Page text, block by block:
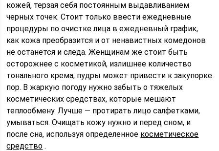
кожей, терзая себя постоянным выдавливанием
черных точек. Стоит только ввести ежедневные
процедуры поочистке лица в ежедневный график,
как кожа преобразится и от ненавистных комедонов
не останется и следа. Женщинам же стоит быть
осторожнее с косметикой, излишнее количество
тонального крема, пудры может привести к закупорке
пор. В жаркую погоду нужно забыть о тяжелых
косметических средствах, которые мешают
теплообмену. Лучше — протирать лицо салфетками,
умываться. Очищать кожу нужно и перед сном, и
после сна, используя определенное косметическое
средство .